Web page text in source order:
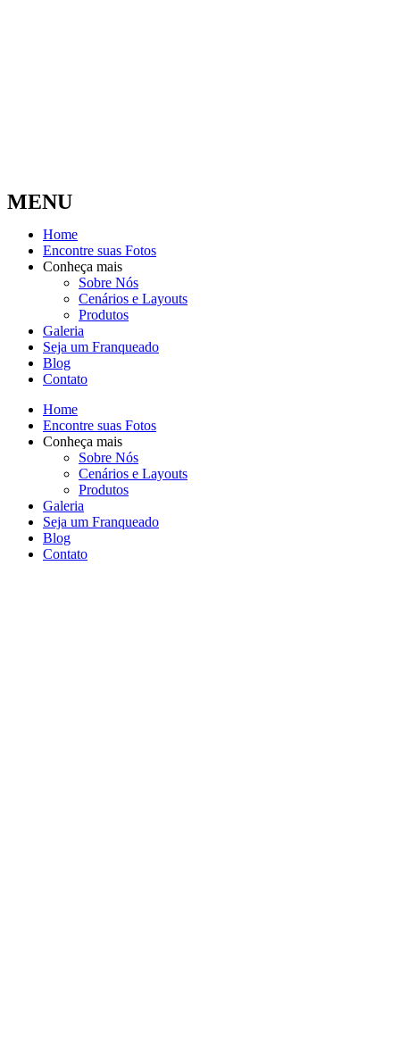
MENU
Home
Encontre suas Fotos
Conheça mais
Sobre Nós
Cenários e Layouts
Produtos
Galeria
Seja um Franqueado
Blog
Contato
Home
Encontre suas Fotos
Conheça mais
Sobre Nós
Cenários e Layouts
Produtos
Galeria
Seja um Franqueado
Blog
Contato